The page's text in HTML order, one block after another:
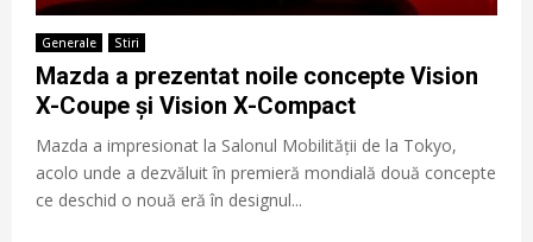
Generale Stiri
Mazda a prezentat noile concepte Vision
X-Coupe și Vision X-Compact
Mazda a impresionat la Salonul Mobilității de la Tokyo,
acolo unde a dezvăluit în premieră mondială două concepte
ce deschid o nouă eră în designul...